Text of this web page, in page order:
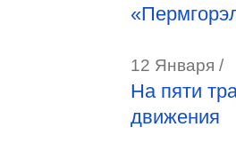
12 Января /
На пяти
движения